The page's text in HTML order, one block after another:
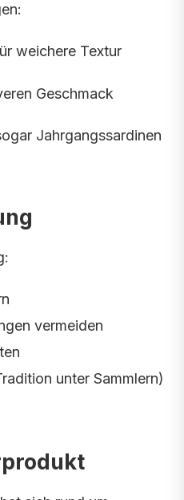
weichere Textur
Geschmack
Jahrgangssardinen
vermeiden
unter Sammlern)